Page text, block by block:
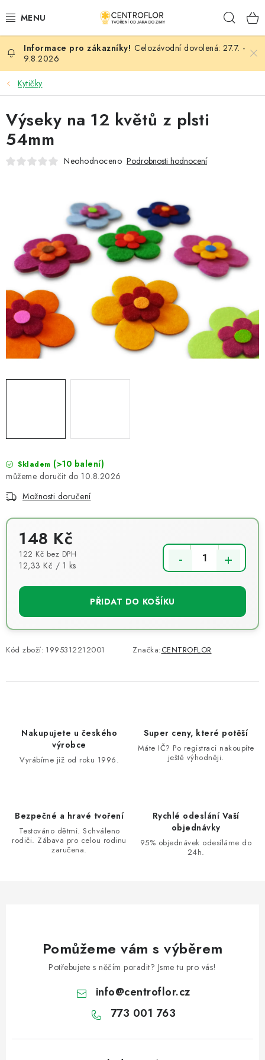
na
SEZÓNNÍ TVOŘENÍ
DŘEVĚNÉ VÝROBKY
MEDAILE
PLACKY A MAGNETKY
KVĚTINY A LISTY
SVATBA
NOVINKY
TIPY NA TVOŘENÍ
Dopravné Kontaktujte nás
O nás - kdo jsme?
Hodnocení obchodu
Obchodní podmínky
Celozávodní dovolená: 27.7. -
9.8.2026
Kytičky
Skladem (>10 balení)
10.8.2026
Možnosti doručení
148 Kč
122 Kč bez DPH
Měrná cena:
12,33 Kč / 1 ks
PŘIDAT DO KOŠÍKU
Kód zboží: 1995312212001 Značka:CENTROFLOR
Výseky na 12 květů z plsti
54mm
Neohodnoceno Podrobnosti hodnocení
Nakupujete u českého
výrobce
Vyrábíme již od roku 1996.
Super ceny, které potěší
Máte IČ? Po registraci nakoupíte
ještě výhodněji.
Bezpečné a hravé tvoření
Testováno dětmi. Schváleno
rodiči. Zábava pro celou rodinu
zaručena.
Rychlé odeslání Vaší
objednávky
95% objednávek odesíláme do
24h.
Pomůžeme vám s výběrem
Potřebujete s něčím poradit? Jsme tu pro vás!
info@centroflor.cz
773 001 763